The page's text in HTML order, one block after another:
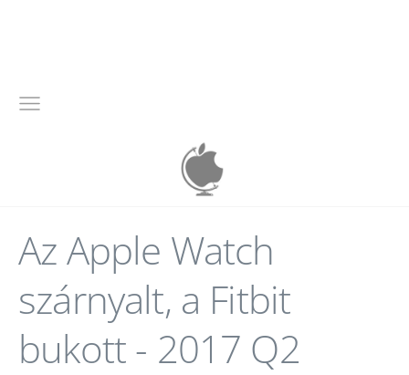
Az Apple Watch
szárnyalt, a Fitbit
bukott - 2017 Q2